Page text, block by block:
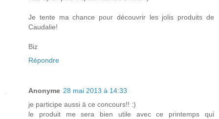
Je tente ma chance pour découvrir les jolis produits de
Caudalie!
Biz
Répondre
Anonyme 28 mai 2013 à 14:33
je participe aussi à ce concours!! :)
le produit me sera bien utile avec ce printemps qui